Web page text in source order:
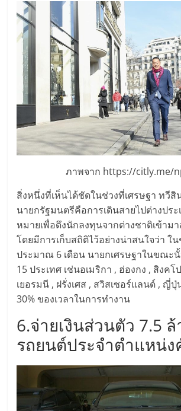
เปิด
ร้าน
ปรึกษา
ฟรี,
บริการ
พัฒนา
ระบบ
แฟ
รน
ไชส์"
"ศูนย์
รวม
SME
แห่ง
ภาพจาก https://citly.me/
สิ่งหนึ่งที่เห็นได้ชัดในช่วงที่เศรษฐา ทวีสิ
นายกรัฐมนตรีคือการเดินสายไปต่างประ
หมายเพื่อดึงนักลงทุนจากต่างชาติเข้าม
โดยมีการเก็บสถิติไว้อย่างน่าสนใจว่า ใน
ประมาณ 6 เดือน นายกเศรษฐาในขณะ
15 ประเทศ เช่นอเมริกา , ฮ่องกง , สิงคโ
เยอรมนี , ฝรั่งเศส , สวิสเซอร์แลนด์ , ญี่
30% ของเวลาในการทำงาน
6.จ่ายเงินส่วนตัว 7.5
รถยนต์ประจำตำแหน่